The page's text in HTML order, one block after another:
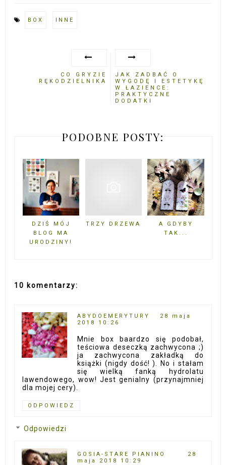
BOX INNE
CO GRYZIE
RĘKODZIELNIKA
JAK ZADBAĆ O
WYGODĘ I ESTETYKĘ
W ŁAZIENCE:
PRAKTYCZNE
DODATKI
PODOBNE POSTY:
DZIŚ MÓJ
BLOG MA
URODZINY!
TRZY DRZEWA
A GDYBY
TAK...
10 komentarzy:
ABYDOEMERYTURY
28 maja
2018 10:26
Mnie box baardzo się podobał,
teściowa deseczką zachwycona ;)
ja zachwycona zakładką do
książki (nigdy dość! ). No i stałam
się wielką fanką hydrolatu
lawendowego, wow! Jest genialny (przynajmniej
dla mojej cery).
ODPOWIEDZ
Odpowiedzi
GOSIA-STARE PIANINO
28
maja 2018 10:29